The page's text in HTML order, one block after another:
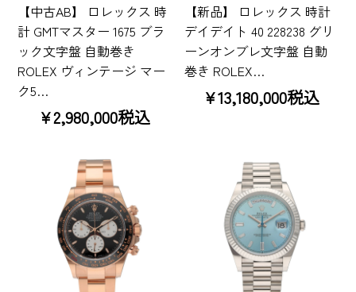
【中古AB】 ロレックス 時
計 GMTマスター 1675 ブラ
ック文字盤 自動巻き
ROLEX ヴィンテージ マー
ク5…
¥2,980,000税込
【新品】 ロレックス 時計
デイデイト 40 228238 グリ
ーンオンブレ文字盤 自動
巻き ROLEX…
¥13,180,000税込